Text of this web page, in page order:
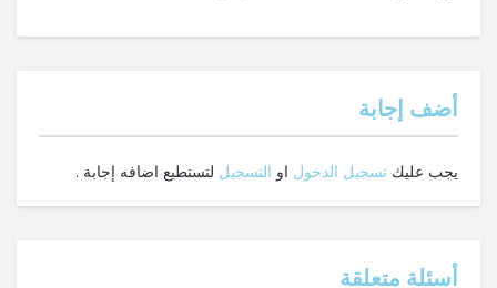
‫أضف إجابة
يجب عليك تسجيل الدخول او التسجيل لتستطيع اضافه إجابة .
أسئلة متعلقة